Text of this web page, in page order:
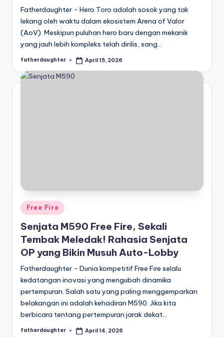
Fatherdaughter - Hero Toro adalah sosok yang tak
lekang oleh waktu dalam ekosistem Arena of Valor
(AoV). Meskipun puluhan hero baru dengan mekanik
yang jauh lebih kompleks telah dirilis, sang…
Posted
fatherdaughter April 15, 2026
Posted
in
Free Fire
Senjata M590 Free Fire, Sekali
Tembak Meledak! Rahasia Senjata
OP yang Bikin Musuh Auto-Lobby
Fatherdaughter - Dunia kompetitif Free Fire selalu
kedatangan inovasi yang mengubah dinamika
pertempuran. Salah satu yang paling menggemparkan
belakangan ini adalah kehadiran M590. Jika kita
berbicara tentang pertempuran jarak dekat…
Posted
fatherdaughter April 14, 2026